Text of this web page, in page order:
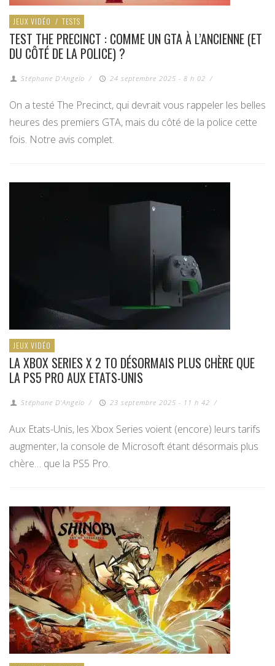
JEUX VIDÉO / TESTS
TEST THE PRECINCT : COMME UN GTA À L’ANCIENNE (ET
DU CÔTÉ DE LA POLICE) ?
Stéphane D'Angelo / 24 septembre 2025 - 8 h 02 /
On a testé The Precinct, qui devrait vous rappeler les belles
heures des premiers GTA, mais du côté de la police cette
fois. Notre avis complet.
JEUX VIDÉO
LA XBOX SERIES X 2 TO DÉSORMAIS PLUS CHÈRE QUE
LA PS5 PRO AUX ETATS-UNIS
Stéphane D'Angelo / 23 septembre 2025 - 11 h 42 /
Aux Etats-Unis, les Xbox Series voient (encore) leurs tarifs
augmenter, la console de Microsoft étant désormais plus
chère… que la PS5 Pro.